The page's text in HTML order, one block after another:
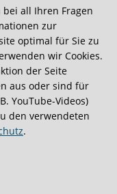
all Ihren Fragen
zur
optimal für Sie zu
wir Cookies.
der Seite
aus oder sind für
YouTube-Videos)
den verwendeten
.